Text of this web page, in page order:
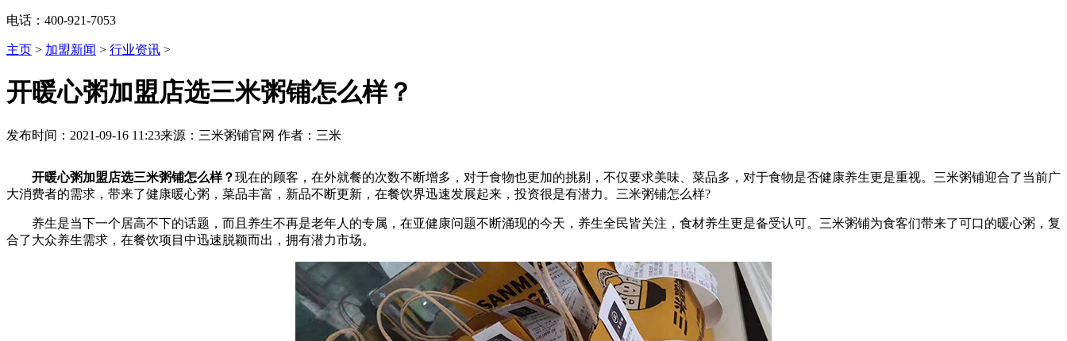
电话：400-921-7053
主页 > 加盟新闻 > 行业资讯 >
开暖心粥加盟店选三米粥铺怎么样？
发布时间：2021-09-16 11:23来源：三米粥铺官网 作者：三米
开暖心粥加盟店选三米粥铺怎么样？现在的顾客，在外就餐的次数不断增多，对于食物也更加的挑剔，不仅要求美味、菜品多，对于食物是否健康养生更是重视。三米粥铺迎合了当前广
大消费者的需求，带来了健康暖心粥，菜品丰富，新品不断更新，在餐饮界迅速发展起来，投资很是有潜力。三米粥铺怎么样?
养生是当下一个居高不下的话题，而且养生不再是老年人的专属，在亚健康问题不断涌现的今天，养生全民皆关注，食材养生更是备受认可。三米粥铺为食客们带来了可口的暖心粥，复
合了大众养生需求，在餐饮项目中迅速脱颖而出，拥有潜力市场。